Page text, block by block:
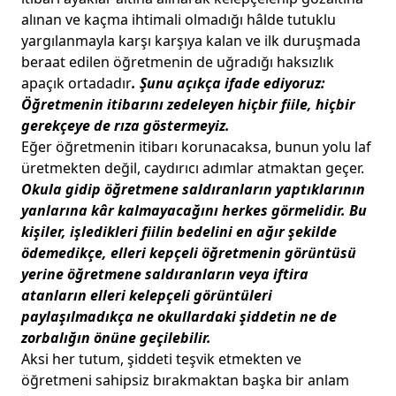
alınan ve kaçma ihtimali olmadığı hâlde tutuklu
yargılanmayla karşı karşıya kalan ve ilk duruşmada
beraat edilen öğretmenin de uğradığı haksızlık
apaçık ortadadır. Şunu açıkça ifade ediyoruz:
Öğretmenin itibarını zedeleyen hiçbir fiile, hiçbir
gerekçeye de rıza göstermeyiz.
Eğer öğretmenin itibarı korunacaksa, bunun yolu laf
üretmekten değil, caydırıcı adımlar atmaktan geçer.
Okula gidip öğretmene saldıranların yaptıklarının
yanlarına kâr kalmayacağını herkes görmelidir. Bu
kişiler, işledikleri fiilin bedelini en ağır şekilde
ödemedikçe, elleri kepçeli öğretmenin görüntüsü
yerine öğretmene saldıranların veya iftira
atanların elleri kelepçeli görüntüleri
paylaşılmadıkça ne okullardaki şiddetin ne de
zorbalığın önüne geçilebilir.
Aksi her tutum, şiddeti teşvik etmekten ve
öğretmeni sahipsiz bırakmaktan başka bir anlam